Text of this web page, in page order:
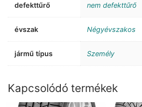
defekttűrő nem defekttűrő
évszak Négyévszakos
jármű típus Személy
Kapcsolódó termékek